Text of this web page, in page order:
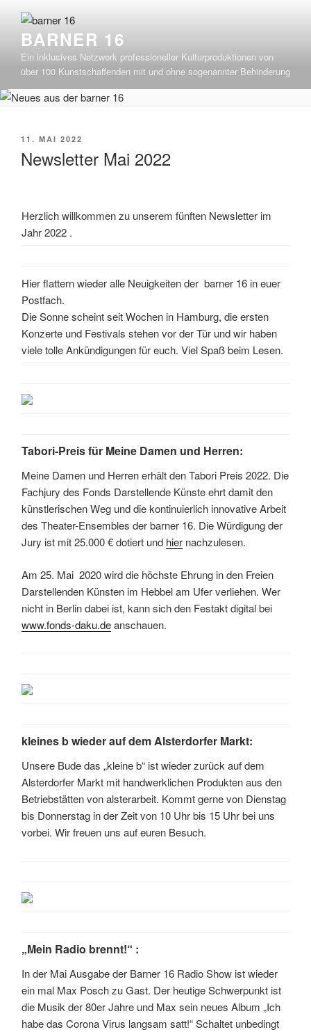
Inhalt
springenBARNER 16
Ein inklusives Netzwerk professioneller Kulturproduktionen von
über 100 Kunstschaffenden mit und ohne sogenannter Behinderung
VERÖFFENTLICHT
11. MAI 2022
Newsletter Mai 2022
Herzlich willkommen zu unserem fünften Newsletter im
Jahr 2022 .
Hier flattern wieder alle Neuigkeiten der barner 16 in euer
Postfach.
Die Sonne scheint seit Wochen in Hamburg, die ersten
Konzerte und Festivals stehen vor der Tür und wir haben
viele tolle Ankündigungen für euch. Viel Spaß beim Lesen.
Tabori-Preis für Meine Damen und Herren:
Meine Damen und Herren erhält den Tabori Preis 2022. Die
Fachjury des Fonds Darstellende Künste ehrt damit den
künstlerischen Weg und die kontinuierlich innovative Arbeit
des Theater-Ensembles der barner 16. Die Würdigung der
Jury ist mit 25.000 € dotiert und hier nachzulesen.
Am 25. Mai 2020 wird die höchste Ehrung in den Freien
Darstellenden Künsten im Hebbel am Ufer verliehen. Wer
nicht in Berlin dabei ist, kann sich den Festakt digital bei
www.fonds-daku.deanschauen.
kleines b wieder auf dem Alsterdorfer Markt:
Unsere Bude das „kleine b“ ist wieder zurück auf dem
Alsterdorfer Markt mit handwerklichen Produkten aus den
Betriebstätten von alsterarbeit. Kommt gerne von Dienstag
bis Donnerstag in der Zeit von 10 Uhr bis 15 Uhr bei uns
vorbei. Wir freuen uns auf euren Besuch.
„Mein Radio brennt!“ :
In der Mai Ausgabe der Barner 16 Radio Show ist wieder
ein mal Max Posch zu Gast. Der heutige Schwerpunkt ist
die Musik der 80er Jahre und Max sein neues Album „Ich
habe das Corona Virus langsam satt!“ Schaltet unbedingt